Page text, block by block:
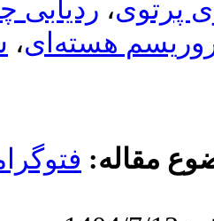
چشمه
،سناریوی
و